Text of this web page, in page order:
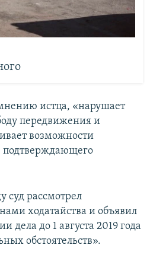
истца, «нарушает
передвижения и
возможности
подтверждающего
суд рассмотрел
ходатайства и объявил
дела до 1 августа 2019 года
обстоятельств».